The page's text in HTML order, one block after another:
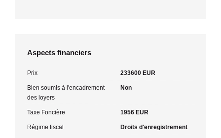
Aspects financiers
Prix 233600 EUR
Bien soumis à l'encadrement
des loyers
Non
Taxe Foncière 1956 EUR
Régime fiscal Droits d'enregistrement